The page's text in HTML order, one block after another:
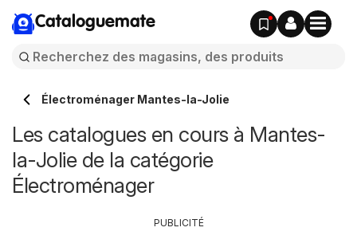
Cataloguemate
Électroménager Mantes-la-Jolie
Les catalogues en cours à Mantes-
la-Jolie de la catégorie
Électroménager
PUBLICITÉ